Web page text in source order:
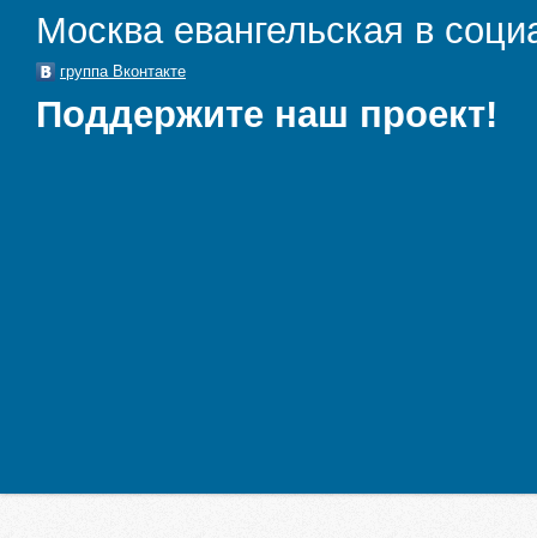
Москва евангельская в
группа Вконтакте
Поддержите наш проект!